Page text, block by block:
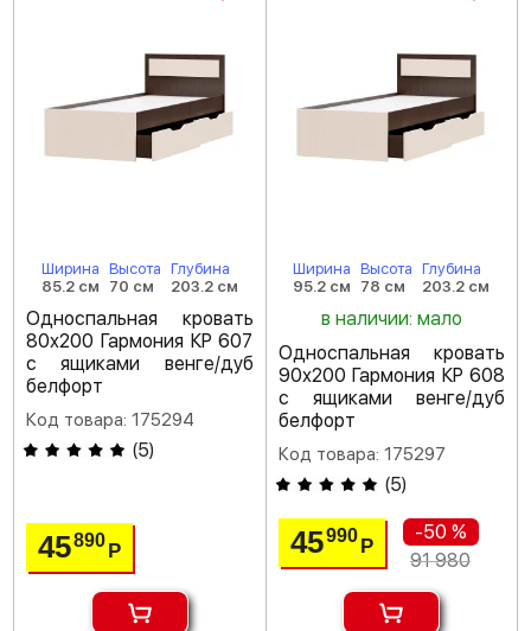
Ширина
85.2 см
Высота
70 см
Глубина
203.2 см
Односпальная кровать
80х200 Гармония КР 607
с ящиками венге/дуб
белфорт
Код товара: 175294
(5)
45890Р
Ширина
95.2 см
Высота
78 см
Глубина
203.2 см
в наличии: мало
Односпальная кровать
90х200 Гармония КР 608
с ящиками венге/дуб
белфорт
Код товара: 175297
(5)
45990 Р
-50 %
91 980